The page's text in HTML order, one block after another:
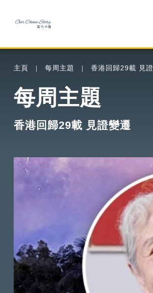
主頁 每周主題 香港回歸29載 見
每周主題
香港回歸29載 見證變遷